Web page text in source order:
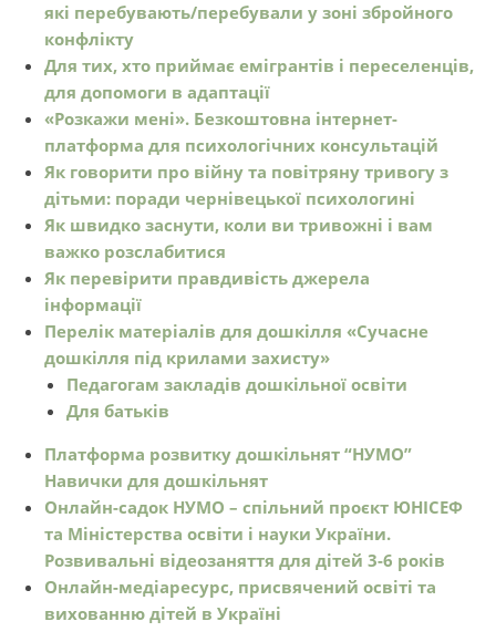
які перебувають/перебували у зоні збройного
конфлікту
Для тих, хто приймає емігрантів і переселенців,
для допомоги в адаптації
«Розкажи мені». Безкоштовна інтернет-
платформа для психологічних консультацій
Як говорити про війну та повітряну тривогу з
дітьми: поради чернівецької психологині
Як швидко заснути, коли ви тривожні і вам
важко розслабитися
Як перевірити правдивість джерела
інформації
Перелік матеріалів для дошкілля «Сучасне
дошкілля під крилами захисту»
Педагогам закладів дошкільної освіти
Для батьків
Платформа розвитку дошкільнят “НУМО”
Навички для дошкільнят
Онлайн-садок НУМО – спільний проєкт ЮНІСЕФ
та Міністерства освіти і науки України.
Розвивальні відеозаняття для дітей 3-6 років
Онлайн-медіаресурс, присвячений освіті та
вихованню дітей в Україні